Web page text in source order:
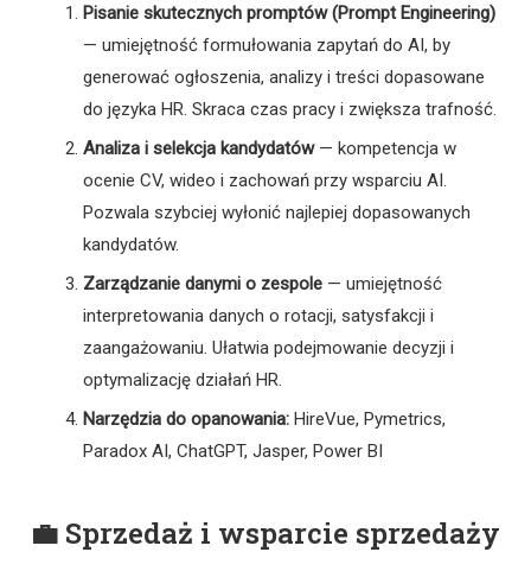
Pisanie skutecznych promptów (Prompt Engineering)
— umiejętność formułowania zapytań do AI, by
generować ogłoszenia, analizy i treści dopasowane
do języka HR. Skraca czas pracy i zwiększa trafność.
Analiza i selekcja kandydatów— kompetencja w
ocenie CV, wideo i zachowań przy wsparciu AI.
Pozwala szybciej wyłonić najlepiej dopasowanych
kandydatów.
Zarządzanie danymi o zespole — umiejętność
interpretowania danych o rotacji, satysfakcji i
zaangażowaniu. Ułatwia podejmowanie decyzji i
optymalizację działań HR.
Narzędzia do opanowania: HireVue, Pymetrics,
Paradox AI, ChatGPT, Jasper, Power BI
💼 Sprzedaż i wsparcie sprzedaży